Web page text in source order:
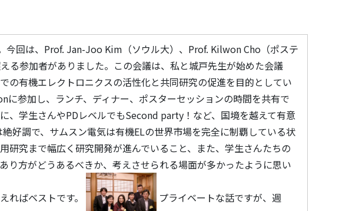
今回は、Prof. Jan-Joo Kim（ソウル大）、Prof. Kilwon Cho（ポステ
る参加者がありました。この会議は、私と城戸先生が始めた会議
の有機エレクトロニクスの活性化と共同研究の促進を目的としてい
参加し、ランチ、ディナー、ポスターセッションの時間を共有で
、学生さんやPDレベルでもSecond party！など、国境を越えて有意
好調で、サムスン電気は有機ELの世界市場を完全に制覇している状
研究まで幅広く研究開発が進んでいること、また、学生さんたちの
方がどうあるべきか、考えさせられる場面が多かったように思い
ればベストです。 プライベートな話ですが、週